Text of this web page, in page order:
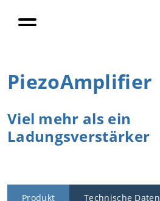
Integration
AutoReport
Öffentliche
Projekte
Projektergeb
Lastreduktion
PiezoAmplifier
Viel mehr als ein
Ladungsverstärker
Produkt Technische Daten